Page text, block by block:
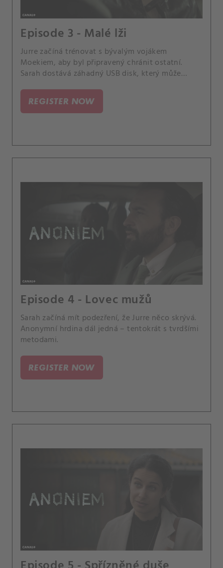
Episode 3 - Malé lži
Jurre začíná trénovat s bývalým vojákem
Moekiem, aby byl připravený chránit ostatní.
Sarah dostává záhadný USB disk, který může
REGISTER NOW
Episode 4 - Lovec mužů
Sarah začíná mít podezření, že Jurre něco skrývá.
Anonymní hrdina dál jedná – tentokrát s tvrdšími
metodami.
REGISTER NOW